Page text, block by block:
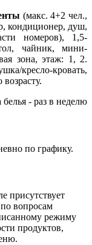
(макс. 4+2 чел.,
кондиционер, душ,
номеров), 1,5-
чайник, мини-
зона, этаж: 1, 2.
кровать,
- раз в неделю
по графику.
присутствует
по вопросам
режиму
продуктов,